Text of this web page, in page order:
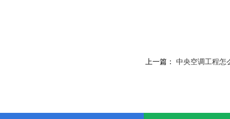
上一篇： 中央空调工程怎